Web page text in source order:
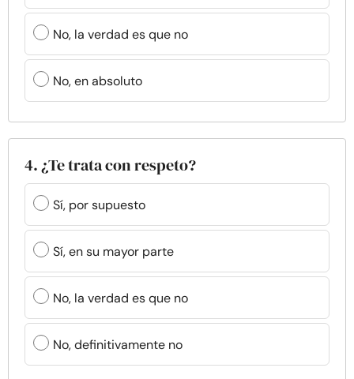
No, la verdad es que no
No, en absoluto
4. ¿Te trata con respeto?
Sí, por supuesto
Sí, en su mayor parte
No, la verdad es que no
No, definitivamente no